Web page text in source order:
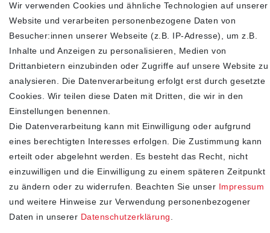
Sehen Sie sich unsere neu eingetroffenen
Highlights an
SHOP
Impressum
Daten­schutz­erklärung
Wir verwenden Cookies und ähnliche Technologien auf unserer
Website und verarbeiten personenbezogene Daten von
Besucher:innen unserer Webseite (z.B. IP-Adresse), um z.B.
Inhalte und Anzeigen zu personalisieren, Medien von
Drittanbietern einzubinden oder Zugriffe auf unsere Website zu
analysieren. Die Datenverarbeitung erfolgt erst durch gesetzte
Cookies. Wir teilen diese Daten mit Dritten, die wir in den
Einstellungen benennen.
Die Datenverarbeitung kann mit Einwilligung oder aufgrund
eines berechtigten Interesses erfolgen. Die Zustimmung kann
erteilt oder abgelehnt werden. Es besteht das Recht, nicht
einzuwilligen und die Einwilligung zu einem späteren Zeitpunkt
zu ändern oder zu widerrufen. Beachten Sie unser Impressum
und weitere Hinweise zur Verwendung personenbezogener
Daten in unserer Daten­schutz­erklärung